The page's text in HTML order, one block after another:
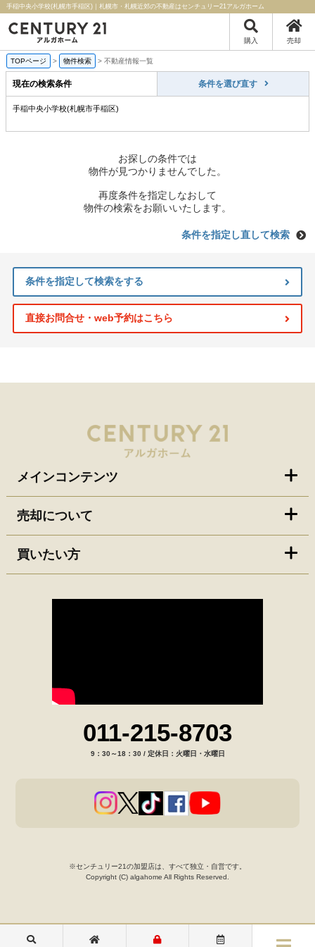
手稲中央小学校(札幌市手稲区)｜札幌市・札幌近郊の不動産はセンチュリー21アルガホーム
購入 売却
TOPページ > 物件検索 > 不動産情報一覧
現在の検索条件 条件を選び直す
手稲中央小学校(札幌市手稲区)
お探しの条件では
物件が見つかりませんでした。
再度条件を指定しなおして
物件の検索をお願いいたします。
条件を指定し直して検索
条件を指定して検索をする
直接お問合せ・web予約はこちら
メインコンテンツ
売却について
買いたい方
011-215-8703
9：30～18：30 / 定休日：火曜日・水曜日
※センチュリー21の加盟店は、すべて独立・自営です。
Copyright (C) algahome All Rights Reserved.